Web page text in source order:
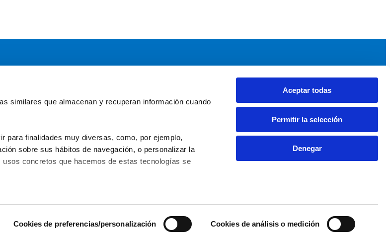
similares que almacenan y recuperan información cuando
para finalidades muy diversas, como, por ejemplo,
sobre sus hábitos de navegación, o personalizar la
concretos que hacemos de estas tecnologías se
Cookies de preferencias/personalización Cookies de análisis o medición
Aceptar todas
Permitir la selección
Denegar
de Fundaciones
Fundaciones por el Clima
Noticias y Eventos
Noticias AEF
Sala de prensa
Política de privacidadAviso legalPolítica de cookiesAccesibilidad Web
© 2026 Asociación Española de Fundaciones